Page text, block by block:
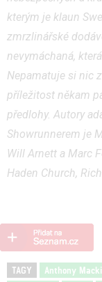
kterým je klaun
zmrzlinářské
nevymáchaná,
Nepamatuje si nic
příležitost někam
předlohy. Autory
Showrunnerem je
Will Arnett a Marc
Haden Church,
TAGY Anthony